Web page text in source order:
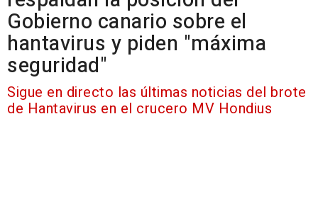
Gobierno canario sobre el
hantavirus y piden "máxima
seguridad"
Sigue en directo las últimas noticias del brote
de Hantavirus en el crucero MV Hondius